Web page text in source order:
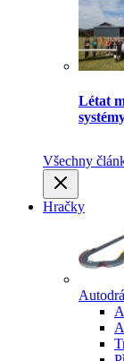
Létat
Všechny
Hračky